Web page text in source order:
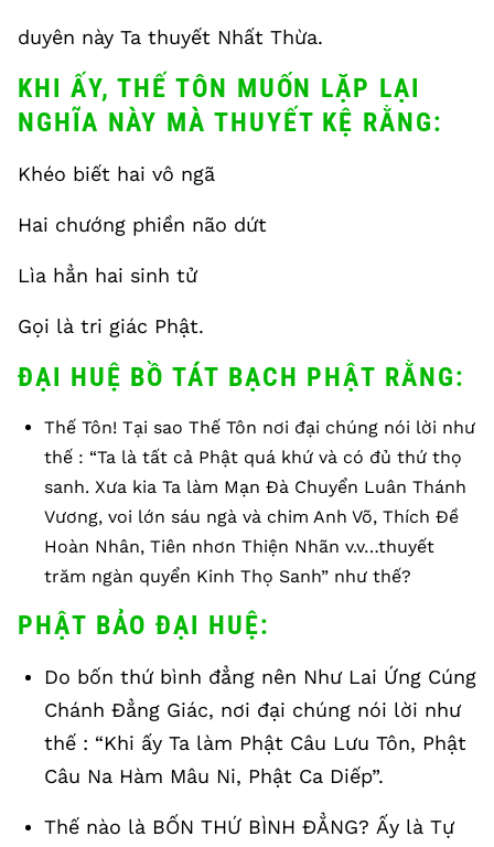
duyên này Ta thuyết Nhất Thừa.
KHI ẤY, THẾ TÔN MUỐN LẶP LẠI
NGHĨA NÀY MÀ THUYẾT KỆ RẰNG:
Khéo biết hai vô ngã
Hai chướng phiền não dứt
Lìa hẳn hai sinh tử
Gọi là tri giác Phật.
ĐẠI HUỆ BỒ TÁT BẠCH PHẬT RẰNG:
Thế Tôn! Tại sao Thế Tôn nơi đại chúng nói lời như
thế : “Ta là tất cả Phật quá khứ và có đủ thứ thọ
sanh. Xưa kia Ta làm Mạn Đà Chuyển Luân Thánh
Vương, voi lớn sáu ngà và chim Anh Võ, Thích Đề
Hoàn Nhân, Tiên nhơn Thiện Nhãn v.v…thuyết
trăm ngàn quyển Kinh Thọ Sanh” như thế?
PHẬT BẢO ĐẠI HUỆ:
Do bốn thứ bình đẳng nên Như Lai Ứng Cúng
Chánh Đẳng Giác, nơi đại chúng nói lời như
thế : “Khi ấy Ta làm Phật Câu Lưu Tôn, Phật
Câu Na Hàm Mâu Ni, Phật Ca Diếp”.
Thế nào là BỐN THỨ BÌNH ĐẲNG? Ấy là Tự